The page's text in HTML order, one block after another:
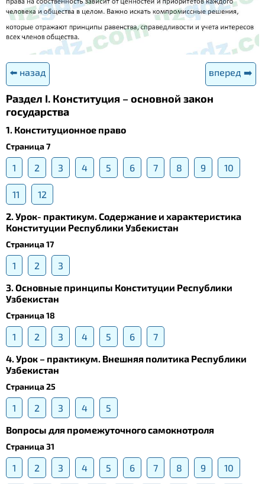
⬅️ назад вперед ➡️
Раздел I. Конституция – основной закон
государства
1. Конституционное право
Страница 7
1 2 3 4 5 6 7 8 9 10
11
12
2. Урок- практикум. Содержание и характеристика
Конституции Республики Узбекистан
Страница 17
1 2
3
3. Основные принципы Конституции Республики
Узбекистан
Страница 18
1 2 3 4 5 6
7
4. Урок – практикум. Внешняя политика Республики
Узбекистан
Страница 25
1 2 3 4
5
Вопросы для промежуточного самокнотроля
Страница 31
1 2 3 4 5 6 7 8 9 10